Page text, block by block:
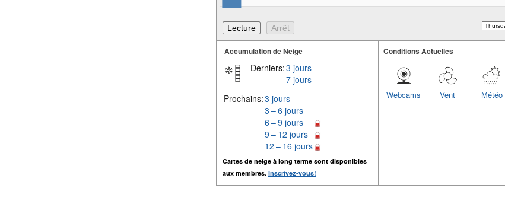
Accumulation de Neige
Derniers:3 jours
7 jours
Prochains:3 jours
3 – 6 jours
6 – 9 jours
9 – 12 jours
12 – 16 jours
Cartes de neige à long terme sont disponibles
aux membres. Inscrivez-vous!
Conditions Actuelles
Météo
Vent
Webcams